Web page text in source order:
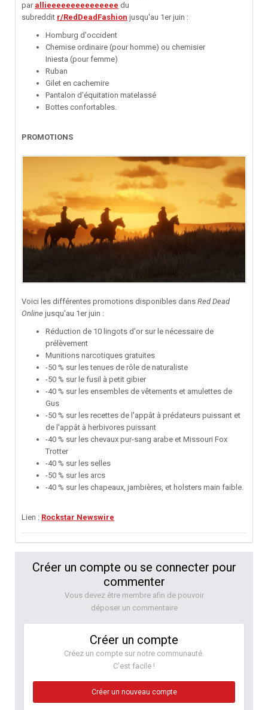
par allieeeeeeeeeeeeeee du
subreddit r/RedDeadFashion jusqu'au 1er juin :
Homburg d'occident
Chemise ordinaire (pour homme) ou chemisier
Iniesta (pour femme)
Ruban
Gilet en cachemire
Pantalon d'équitation matelassé
Bottes confortables.
PROMOTIONS
Voici les différentes promotions disponibles dans Red Dead
Online jusqu'au 1er juin :
Réduction de 10 lingots d'or sur le nécessaire de
prélèvement
Munitions narcotiques gratuites
-50 % sur les tenues de rôle de naturaliste
-50 % sur le fusil à petit gibier
-40 % sur les ensembles de vêtements et amulettes de
Gus
-50 % sur les recettes de l'appât à prédateurs puissant et
de l'appât à herbivores puissant
-40 % sur les chevaux pur-sang arabe et Missouri Fox
Trotter
-40 % sur les selles
-50 % sur les arcs
-40 % sur les chapeaux, jambières, et holsters main faible.
Lien : Rockstar Newswire
Créer un compte ou se connecter pour
commenter
Vous devez être membre afin de pouvoir
déposer un commentaire
Créer un compte
Créez un compte sur notre communauté.
C’est facile !
Créer un nouveau compte